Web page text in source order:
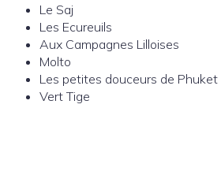
Le Saj
Les Ecureuils
Aux Campagnes Lilloises
Molto
Les petites douceurs de Phuket
Vert Tige